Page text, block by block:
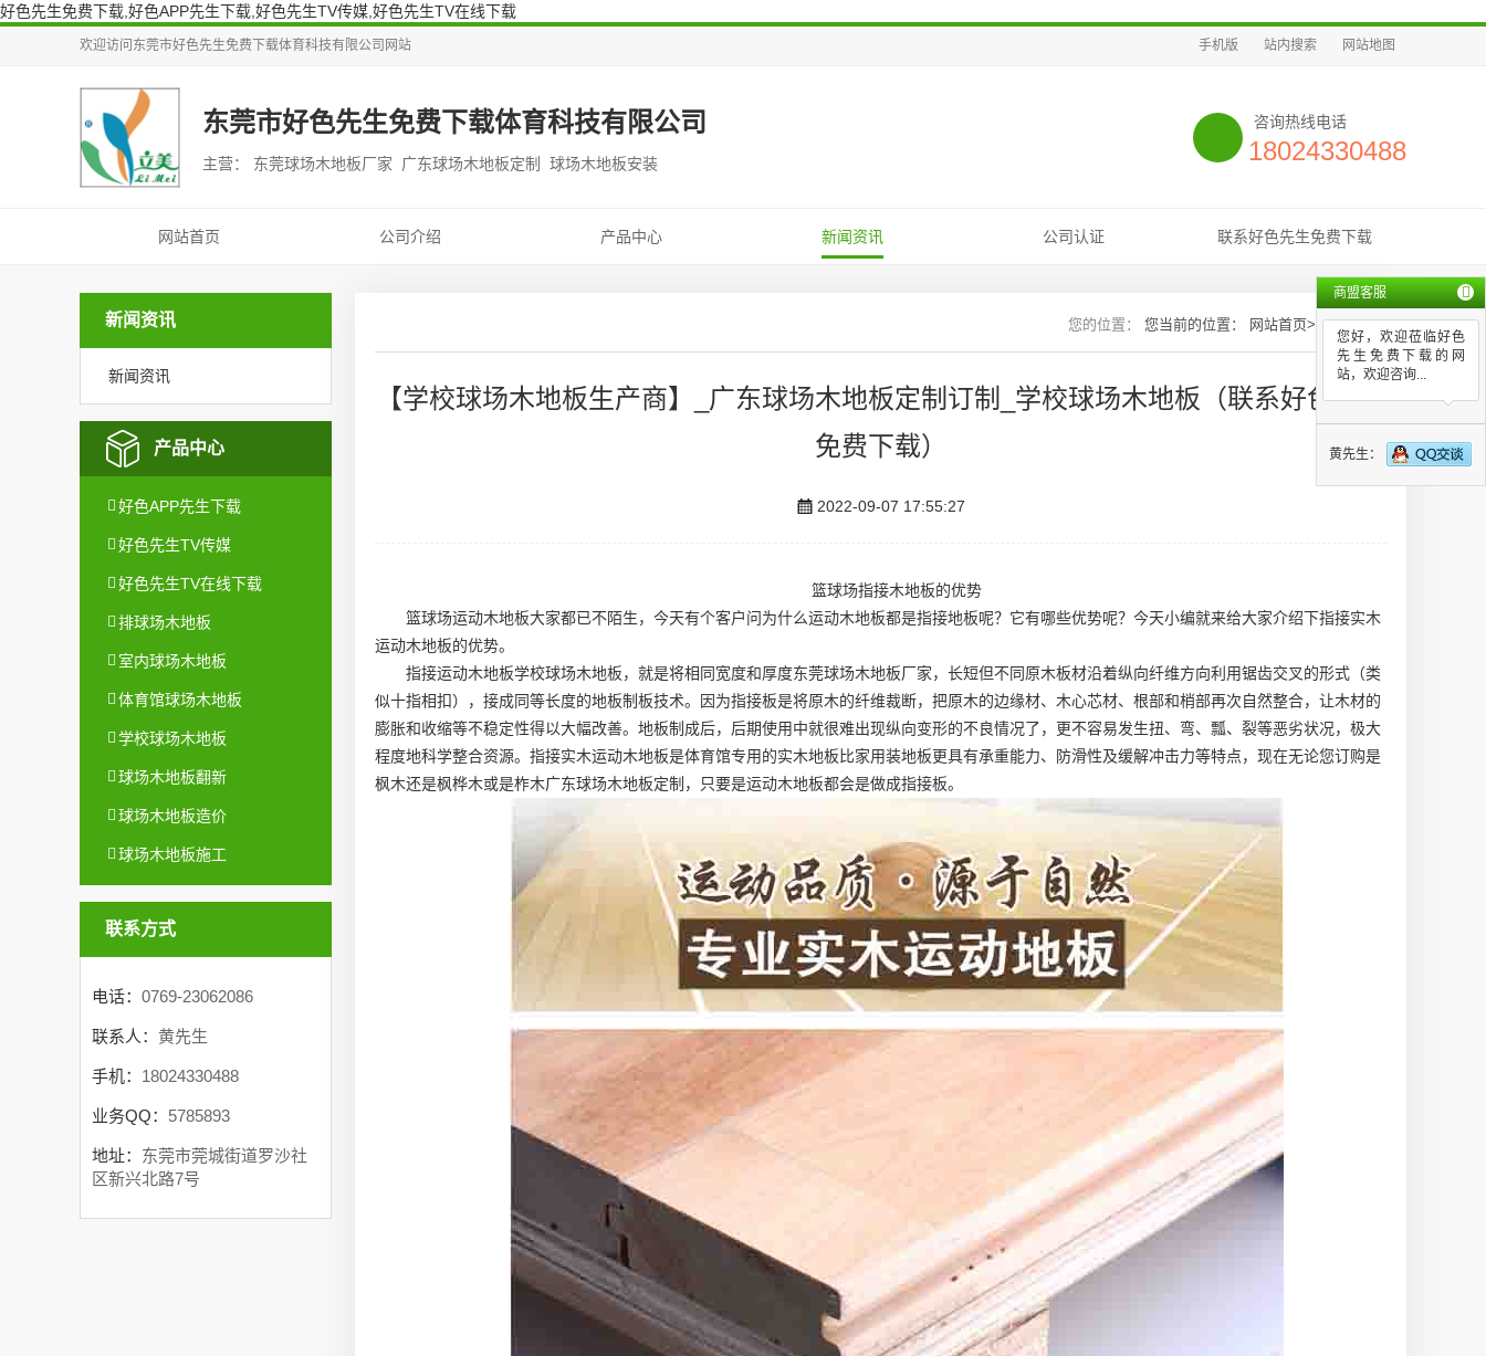
好色先生免费下载,好色APP先生下载,好色先生TV传媒,好色先生TV在线下载
欢迎访问 东莞市好色先生免费下载体育科技有限公司 网站 手机版 站内搜索 网站地图
东莞市好色先生免费下载体育科技有限公司
主营： 东莞球场木地板厂家 广东球场木地板定制 球场木地板安装
咨询热线电话
18024330488
网站首页 公司介绍 产品中心 新闻资讯 公司认证 联系好色先生免费下载
新闻资讯
新闻资讯
产品中心
好色APP先生下载
好色先生TV传媒
好色先生TV在线下载
排球场木地板
室内球场木地板
体育馆球场木地板
学校球场木地板
球场木地板翻新
球场木地板造价
球场木地板施工
联系方式
电话： 0769-23062086
联系人： 黄先生
手机： 18024330488
业务QQ： 5785893
地址： 东莞市莞城街道罗沙社
区新兴北路7号
您当前的位置： 网站首页>> 新闻资讯
【学校球场木地板生产商】_广东球场木地板定制订制_学校球场木地板（联系好色先生
免费下载）
2022-09-07 17:55:27
篮球场指接木地板的优势
篮球场运动木地板大家都已不陌生，今天有个客户问为什么运动木地板都是指接地板呢？它有哪些优势呢？今天小编就来给大家介绍下指接实木
运动木地板的优势。
指接运动木地板学校球场木地板，就是将相同宽度和厚度东莞球场木地板厂家，长短但不同原木板材沿着纵向纤维方向利用锯齿交叉的形式（类
似十指相扣），接成同等长度的地板制板技术。因为指接板是将原木的纤维裁断，把原木的边缘材、木心芯材、根部和梢部再次自然整合，让木材的
膨胀和收缩等不稳定性得以大幅改善。地板制成后，后期使用中就很难出现纵向变形的不良情况了，更不容易发生扭、弯、瓢、裂等恶劣状况，极大
程度地科学整合资源。指接实木运动木地板是体育馆专用的实木地板比家用装地板更具有承重能力、防滑性及缓解冲击力等特点，现在无论您订购是
枫木还是枫桦木或是柞木广东球场木地板定制 ，只要是运动木地板都会是做成指接板。
商盟客服
您好，欢迎莅临好色
先生免费下载的网
站，欢迎咨询...
黄先生：